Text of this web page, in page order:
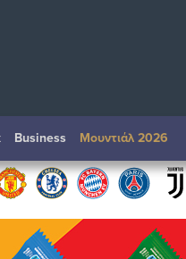
Βusiness Μουντιάλ 2026